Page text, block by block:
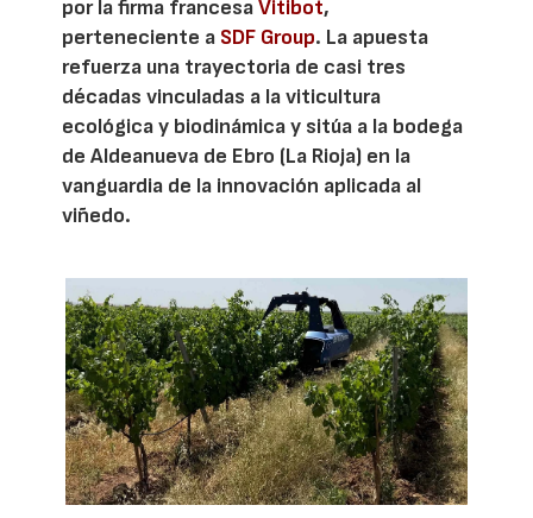
por la firma francesaVitibot,
perteneciente a SDF Group. La apuesta
refuerza una trayectoria de casi tres
décadas vinculadas a la viticultura
ecológica y biodinámica y sitúa a la bodega
de Aldeanueva de Ebro (La Rioja) en la
vanguardia de la innovación aplicada al
viñedo.